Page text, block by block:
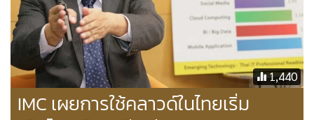
1,440
IMC เผยการใช้คลาวด์ในไทยเริ่ม